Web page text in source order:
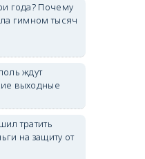
года? Почему
гимном тысяч
ждут
выходные
тратить
на защиту от